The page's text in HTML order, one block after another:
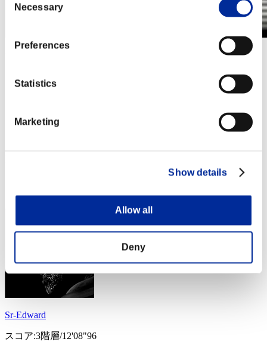
Selection
Necessary
Preferences
Statistics
Marketing
Show details
Allow all
Deny
イベントページへ
81
Sr-Edward
スコア:3階層/12'08"96